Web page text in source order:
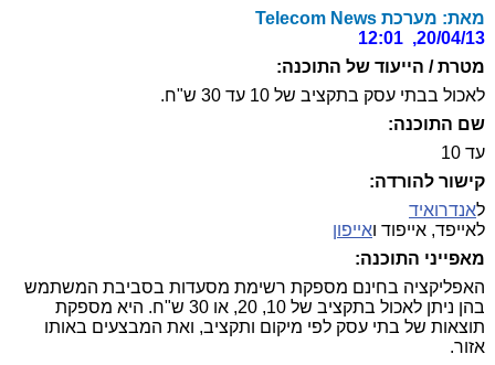
מאת: מערכת Telecom News
20/04/13, 12:01
מטרת / הייעוד של התוכנה:
לאכול בבתי עסק בתקציב של 10 עד 30 ש"ח.
שם התוכנה:
עד 10
קישור להורדה:
לאנדרואיד
לאייפד, אייפוד ואייפון
מאפייני התוכנה:
האפליקציה בחינם מספקת רשימת מסעדות בסביבת המשתמש
בהן ניתן לאכול בתקציב של 10, 20, או 30 ש"ח. היא מספקת
תוצאות של בתי עסק לפי מיקום ותקציב, ואת המבצעים באותו
אזור.